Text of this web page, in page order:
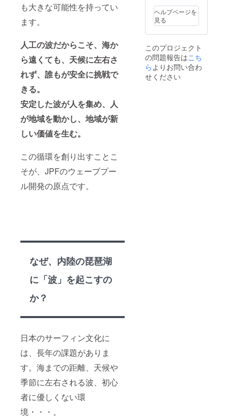
も大きな可能性を持ってい
ます。
人工の波だからこそ、海か
ら遠くても、天候に左右さ
れず、誰もが安全に挑戦で
きる。
安定した波が人を集め、人
が地域を動かし、地域が新
しい価値を生む。
この循環を創り出すことこ
そが、JPFのウェーブプー
ル開発の原点です。
なぜ、内陸の琵琶湖
に「波」を起こすの
か？
日本のサーフィン文化に
は、長年の課題がありま
す。海までの距離、天候や
季節に左右される波、初心
者に優しくない環
境・・・。
ガード
の指示
に従っ
てご参
さい。
・事
故・怪
我等に
備え
てス
ポーツ
保険の
加入を
ていま
す。 ※
現時点
でのプ
レオー
ヘルプページを
見る
このプロジェクト
の問題報告はこち
ら よりお問い合わ
せください